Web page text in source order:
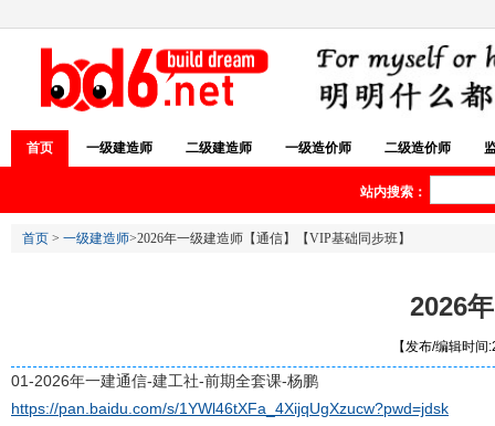
首页 一级建造师 二级建造师 一级造价师 二级造价师
站内搜索：
首页 > 一级建造师>2026年一级建造师【通信】【VIP基础同步班】
2026
【发布/编辑时
01-2026年一建通信-建工社-前期全套课-杨鹏
https://pan.baidu.com/s/1YWl46tXFa_4XijqUgXzucw?pwd=jdsk